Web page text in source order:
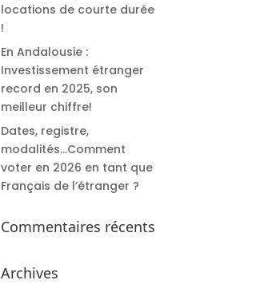
locations de courte durée
!
En Andalousie :
Investissement étranger
record en 2025, son
meilleur chiffre!
Dates, registre,
modalités…Comment
voter en 2026 en tant que
Français de l’étranger ?
Commentaires récents
Archives